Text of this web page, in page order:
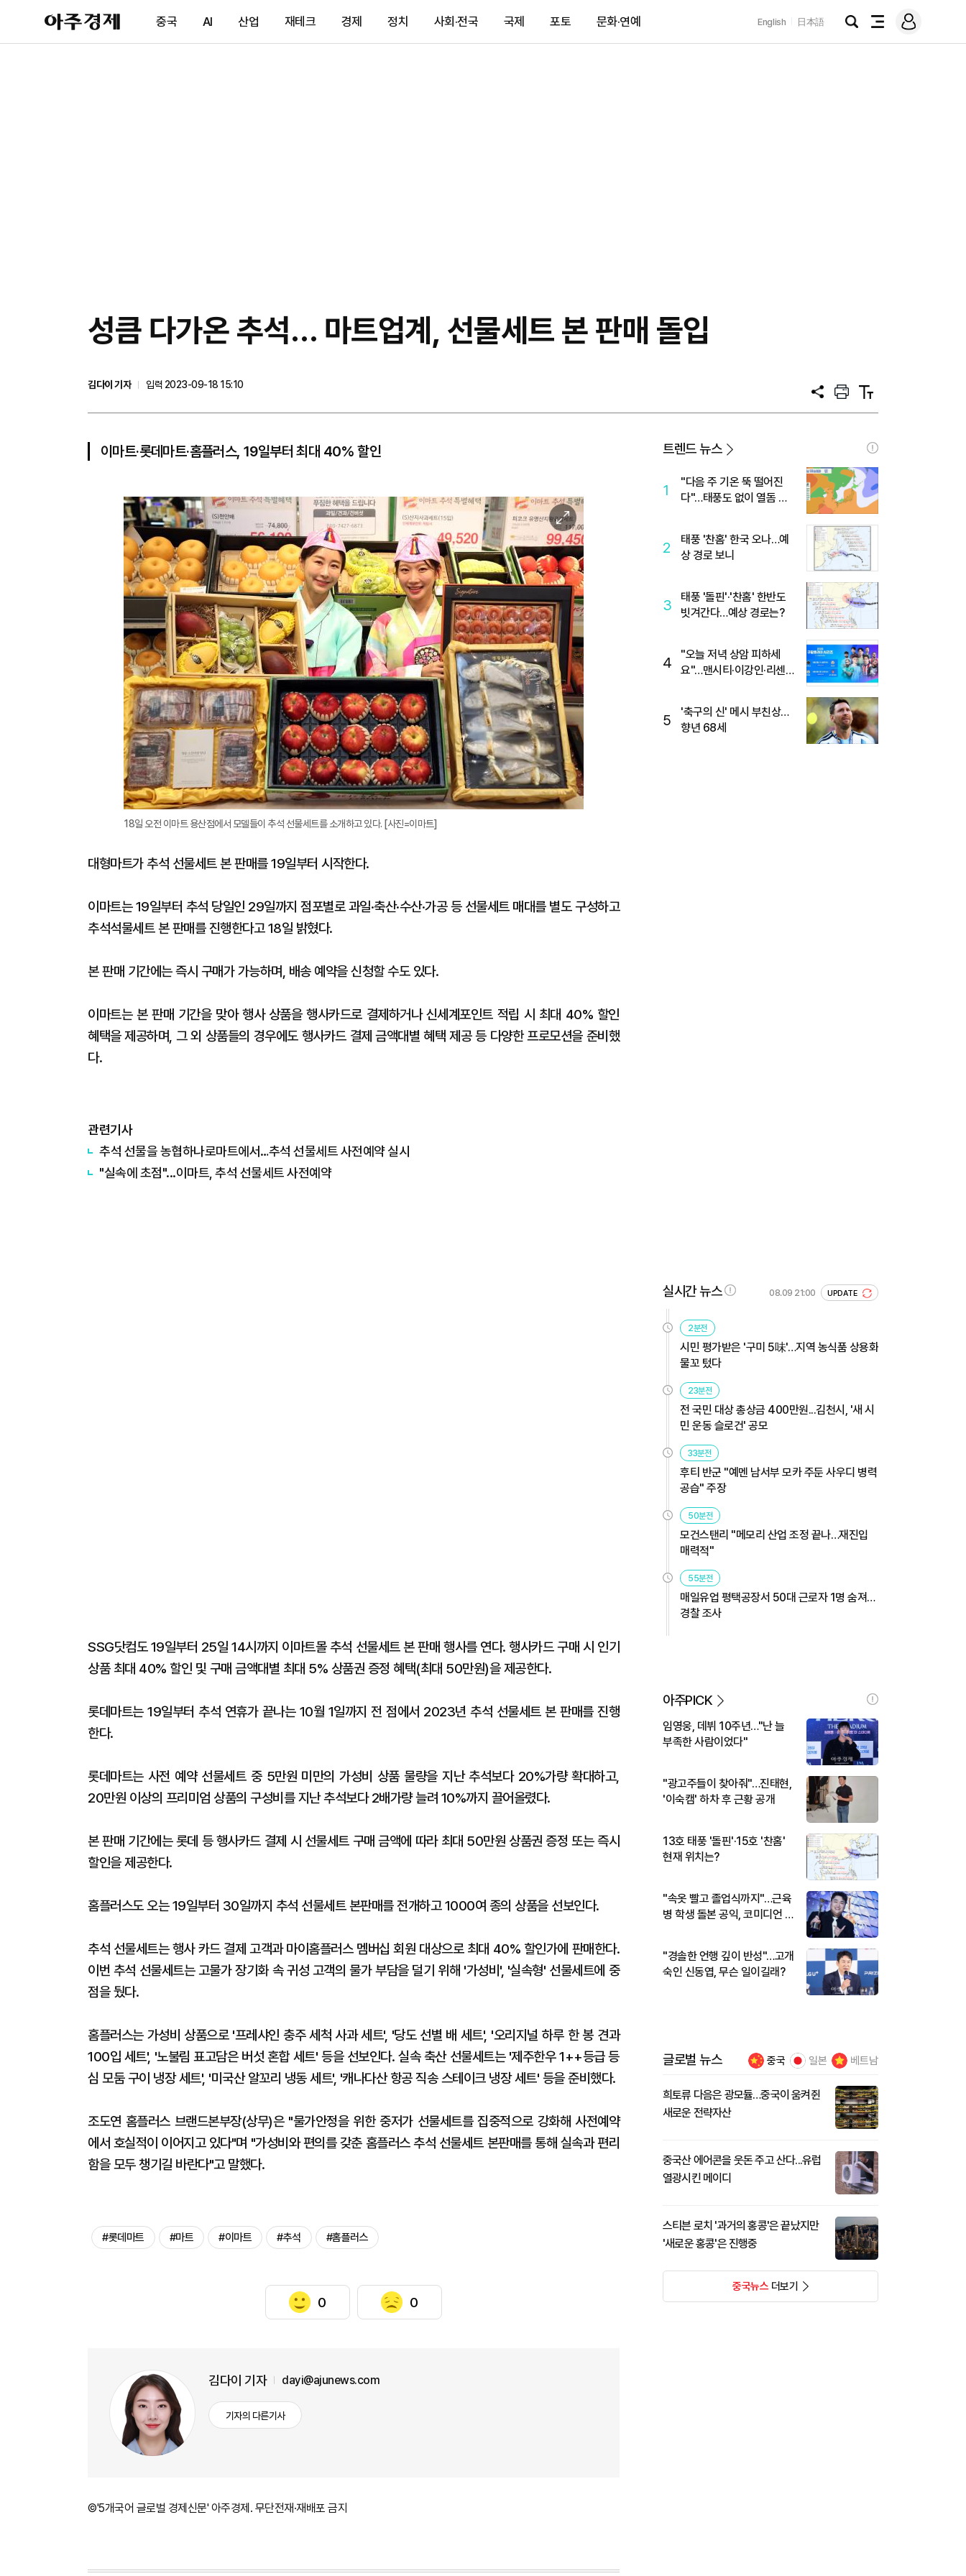
아
주
제
중국 AI 산업 재테크 경제 정치 사회·전국 국제 포토 문화·연예 English 日本語
검
전
메
그
성큼 다가온 추석… 마트업계, 선물세트 본 판매 돌입
김다이 기자
입력 2023-09-18 15:10
공
프
트
텍
트
이마트·롯데마트·홈플러스, 19일부터 최대 40% 할인
이
미
지
확
대
18일 오전 이마트 용산점에서 모델들이 추석 선물세트를 소개하고 있다. [사진=이마트]
대형마트가 추석 선물세트 본 판매를 19일부터 시작한다.
이마트는 19일부터 추석 당일인 29일까지 점포별로 과일·축산·수산·가공 등 선물세트 매대를 별도 구성하고
추석석물세트 본 판매를 진행한다고 18일 밝혔다.
본 판매 기간에는 즉시 구매가 가능하며, 배송 예약을 신청할 수도 있다.
이마트는 본 판매 기간을 맞아 행사 상품을 행사카드로 결제하거나 신세계포인트 적립 시 최대 40% 할인
혜택을 제공하며, 그 외 상품들의 경우에도 행사카드 결제 금액대별 혜택 제공 등 다양한 프로모션을 준비했
다.
관련기사
추석 선물을 농협하나로마트에서…추석 선물세트 사전예약 실시
"실속에 초점"...이마트, 추석 선물세트 사전예약
SSG닷컴도 19일부터 25일 14시까지 이마트몰 추석 선물세트 본 판매 행사를 연다. 행사카드 구매 시 인기
상품 최대 40% 할인 및 구매 금액대별 최대 5% 상품권 증정 혜택(최대 50만원)을 제공한다.
롯데마트는 19일부터 추석 연휴가 끝나는 10월 1일까지 전 점에서 2023년 추석 선물세트 본 판매를 진행
한다.
롯데마트는 사전 예약 선물세트 중 5만원 미만의 가성비 상품 물량을 지난 추석보다 20%가량 확대하고,
20만원 이상의 프리미엄 상품의 구성비를 지난 추석보다 2배가량 늘려 10%까지 끌어올렸다.
본 판매 기간에는 롯데 등 행사카드 결제 시 선물세트 구매 금액에 따라 최대 50만원 상품권 증정 또는 즉시
할인을 제공한다.
홈플러스도 오는 19일부터 30일까지 추석 선물세트 본판매를 전개하고 1000여 종의 상품을 선보인다.
추석 선물세트는 행사 카드 결제 고객과 마이홈플러스 멤버십 회원 대상으로 최대 40% 할인가에 판매한다.
이번 추석 선물세트는 고물가 장기화 속 귀성 고객의 물가 부담을 덜기 위해 '가성비', '실속형' 선물세트에 중
점을 뒀다.
홈플러스는 가성비 상품으로 '프레샤인 충주 세척 사과 세트', '당도 선별 배 세트', '오리지널 하루 한 봉 견과
100입 세트', '노불림 표고담은 버섯 혼합 세트' 등을 선보인다. 실속 축산 선물세트는 '제주한우 1++등급 등
심 모둠 구이 냉장 세트', '미국산 알꼬리 냉동 세트', '캐나다산 항공 직송 스테이크 냉장 세트' 등을 준비했다.
조도연 홈플러스 브랜드본부장(상무)은 "물가안정을 위한 중저가 선물세트를 집중적으로 강화해 사전예약
에서 호실적이 이어지고 있다"며 "가성비와 편의를 갖춘 홈플러스 추석 선물세트 본판매를 통해 실속과 편리
함을 모두 챙기길 바란다"고 말했다.
#롯데마트 #마트 #이마트 #추석 #홈플러스
0 0
김다이 기자 dayi@ajunews.com
기자의 다른기사
©'5개국어 글로벌 경제신문' 아주경제. 무단전재·재배포 금지
트렌드 뉴스
1
"다음 주 기온 뚝 떨어진
다"…태풍도 없이 열돔 박
2
태풍 '찬홈' 한국 오나…예
상 경로 보니
3
태풍 '돌핀'·'찬홈' 한반도
빗겨간다…예상 경로는?
4
"오늘 저녁 상암 피하세
요"…맨시티·이강인·리센느
5
'축구의 신' 메시 부친상…
향년 68세
실시간 뉴스 08.09 21:00 UPDATE
2분전
시민 평가받은 '구미 5味'…지역 농식품 상용화
물꼬 텄다
23분전
전 국민 대상 총상금 400만원...김천시, '새 시
민 운동 슬로건' 공모
33분전
후티 반군 "예멘 남서부 모카 주둔 사우디 병력
공습" 주장
50분전
모건스탠리 "메모리 산업 조정 끝나…재진입
매력적"
55분전
매일유업 평택공장서 50대 근로자 1명 숨져…
경찰 조사
아주PICK
임영웅, 데뷔 10주년…"난 늘
부족한 사람이었다"
"광고주들이 찾아줘"…진태현,
'이숙캠' 하차 후 근황 공개
13호 태풍 '돌핀'·15호 '찬홈'
현재 위치는?
"속옷 빨고 졸업식까지"…근육
병 학생 돌본 공익, 코미디언 김
"경솔한 언행 깊이 반성"…고개
숙인 신동엽, 무슨 일이길래?
글로벌 뉴스 중국 일본 베트남
희토류 다음은 광모듈…중국이 움켜쥔
새로운 전략자산
중국산 에어콘을 웃돈 주고 산다...유럽
열광시킨 메이디
스티븐 로치 '과거의 홍콩'은 끝났지만
'새로운 홍콩'은 진행중
중국뉴스더보기